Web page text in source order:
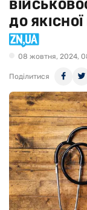
ДО
08 жовтня, 2024,
Поділитися